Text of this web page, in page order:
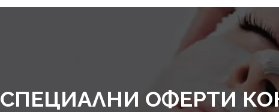
СПЕЦИАЛНИ ОФЕРТИ